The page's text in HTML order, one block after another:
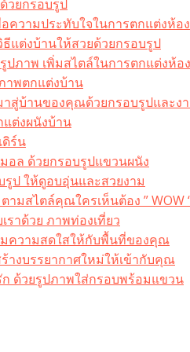
วยกรอบรูป
ความประทับใจในการตกแต่งห้อง
แต่งบ้านให้สวยด้วยกรอบรูป
ปภาพ เพิ่มสไตล์ในการตกแต่งห้อง
าพตกแต่งบ้าน
สู่บ้านของคุณด้วยกรอบรูปและง
ต่งผนังบ้าน
ดิร์น
อล ด้วยกรอบรูปแขวนผนัง
รูป ให้ดูอบอุ่นและสวยงาม
ามสไตล์คุณใครเห็นต้อง ” WOW
ราด้วย ภาพท่องเที่ยว
มความสดใสให้กับพื้นที่ของคุณ
างบรรยากาศใหม่ให้เข้ากับคุณ
ด้วยรูปภาพใส่กรอบพร้อมแขวน​